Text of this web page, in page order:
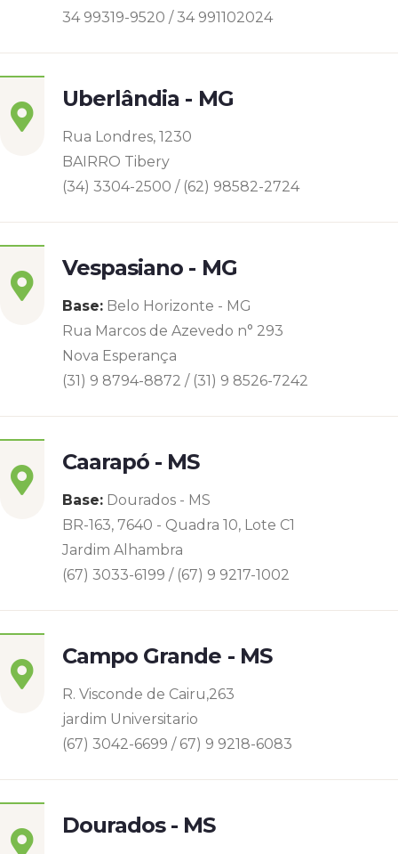
34 99319-9520 / 34 991102024
Uberlândia - MG
Rua Londres, 1230
BAIRRO Tibery
(34) 3304-2500 / (62) 98582-2724
Vespasiano - MG
Base: Belo Horizonte - MG
Rua Marcos de Azevedo n° 293
Nova Esperança
(31) 9 8794-8872 / (31) 9 8526-7242
Caarapó - MS
Base: Dourados - MS
BR-163, 7640 - Quadra 10, Lote C1
Jardim Alhambra
(67) 3033-6199 / (67) 9 9217-1002
Campo Grande - MS
R. Visconde de Cairu,263
jardim Universitario
(67) 3042-6699 / 67) 9 9218-6083
Dourados - MS